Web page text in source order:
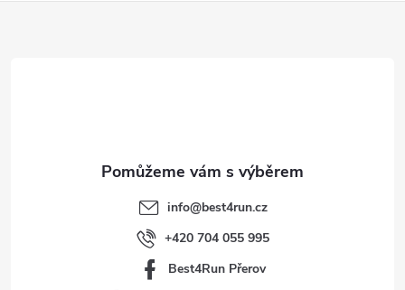
info@best4run.cz
+420 704 055 995
Best4Run Přerov